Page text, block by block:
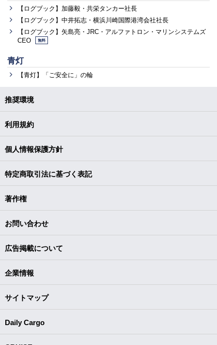
【ログブック】加藤毅・共栄タンカー社長
【ログブック】中井拓志・横浜川崎国際港湾会社社長
【ログブック】矢島亮・JRC・アルファトロン・マリンシステムズ
CEO
無料
青灯
【青灯】「ご安全に」の輪
推奨環境
利用規約
個人情報保護方針
特定商取引法に基づく表記
著作権
お問い合わせ
広告掲載について
企業情報
サイトマップ
Daily Cargo